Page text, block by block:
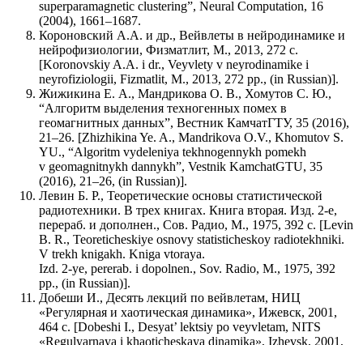
superparamagnetic clustering”, Neural Computation, 16
(2004), 1661–1687.
Короновский A.A. и др., Вейвлеты в нейродинамике и
нейрофизиологии, Физматлит, М., 2013, 272 с.
[Koronovskiy A.A. i dr., Veyvlety v neyrodinamike i
neyrofiziologii, Fizmatlit, M., 2013, 272 pp., (in Russian)].
Жижикина Е. А., Мандрикова О. В., Хомутов С. Ю.,
“Алгоритм выделения техногенных помех в
геомагнитных данных”, Вестник КамчатГТУ, 35 (2016),
21–26. [Zhizhikina Ye. A., Mandrikova O.V., Khomutov S.
YU., “Algoritm vydeleniya tekhnogennykh pomekh
v geomagnitnykh dannykh”, Vestnik KamchatGTU, 35
(2016), 21–26, (in Russian)].
Левин Б. Р., Теоретические основы статистической
радиотехники. В трех книгах. Книга вторая. Изд. 2-е,
перераб. и дополнен., Сов. Радио, М., 1975, 392 с. [Levin
B. R., Teoreticheskiye osnovy statisticheskoy radiotekhniki.
V trekh knigakh. Kniga vtoraya.
Izd. 2-ye, pererab. i dopolnen., Sov. Radio, M., 1975, 392
pp., (in Russian)].
Добеши И., Десять лекций по вейвлетам, НИЦ
«Регулярная и хаотическая динамика», Ижевск, 2001,
464 с. [Dobeshi I., Desyat’ lektsiy po veyvletam, NITS
«Regulyarnaya i khaoticheskaya dinamika», Izhevsk, 2001,